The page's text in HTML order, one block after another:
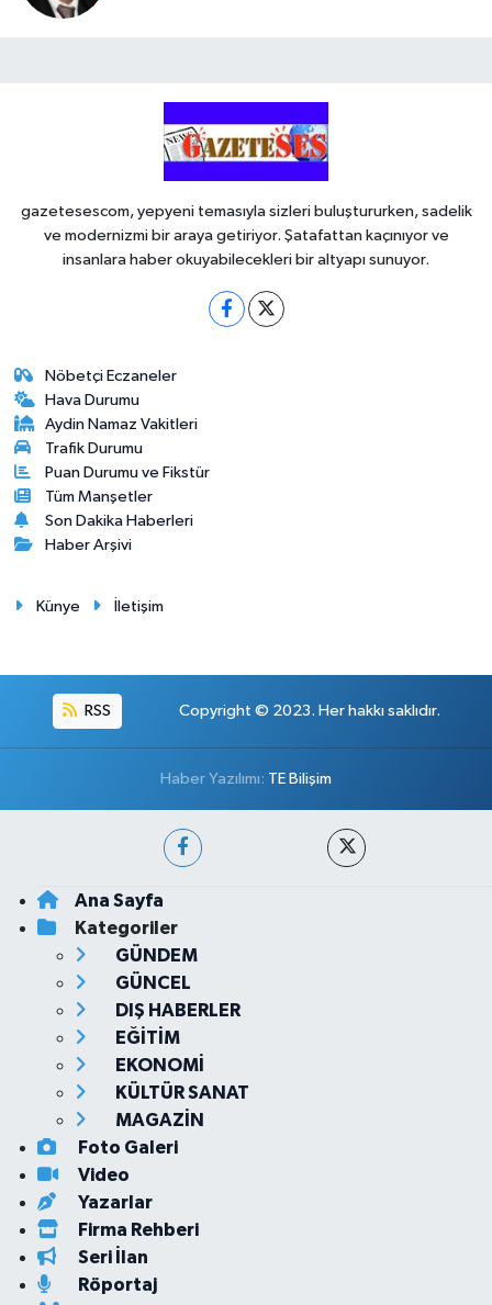
gazetesescom, yepyeni temasıyla sizleri buluştururken, sadelik
ve modernizmi bir araya getiriyor. Şatafattan kaçınıyor ve
insanlara haber okuyabilecekleri bir altyapı sunuyor.
Nöbetçi Eczaneler
Hava Durumu
Aydin Namaz Vakitleri
Trafik Durumu
Puan Durumu ve Fikstür
Tüm Manşetler
Son Dakika Haberleri
Haber Arşivi
Künye İletişim
RSS Copyright © 2023. Her hakkı saklıdır.
Haber Yazılımı: TE Bilişim
Ana Sayfa
Kategoriler
GÜNDEM
GÜNCEL
DIŞ HABERLER
EĞİTİM
EKONOMİ
KÜLTÜR SANAT
MAGAZİN
Foto Galeri
Video
Yazarlar
Firma Rehberi
Seri İlan
Röportaj